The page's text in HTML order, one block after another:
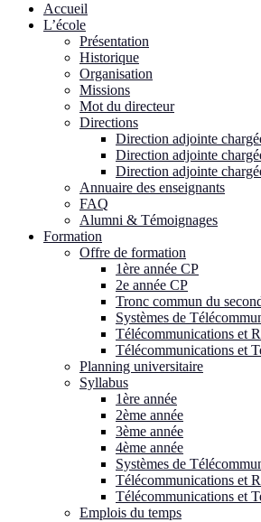
Accueil
L’école
Présentation
Historique
Organisation
Missions
Mot du directeur
Directions
Direction adjointe
Direction adjointe
Direction adjointe
Annuaire des enseignants
FAQ
Alumni & Témoignages
Formation
Offre de formation
1ère année CP
2e année CP
Tronc commun du
Systèmes de
Télécommunications et
Télécommunications et
Planning universitaire
Syllabus
1ère année
2ème année
3ème année
4ème année
Systèmes de
Télécommunications et
Télécommunications et
Emplois du temps